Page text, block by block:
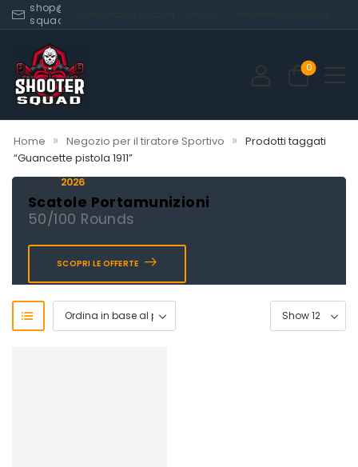
shop@shooter-
squad.com
0
Home » Negozio per il tiratore Sportivo » Prodotti taggati
“Guancette pistola 1911”
2026
Scatole Portamunizioni
50/100 Rounds
SCOPRI LE OFFERTE